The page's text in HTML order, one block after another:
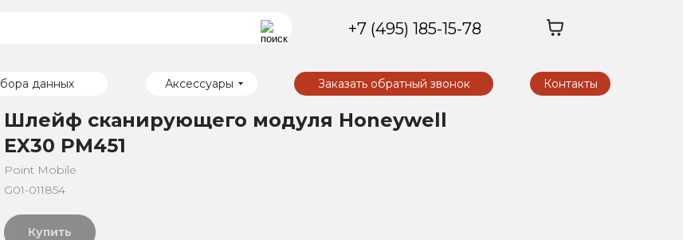
Аксессуары Заказать обратный звонок Контакты
данных
+7 (495) 185-15-78
Шлейф сканирующего модуля Honeywell
EX30 PM451
Point Mobile
G01-011854
Купить